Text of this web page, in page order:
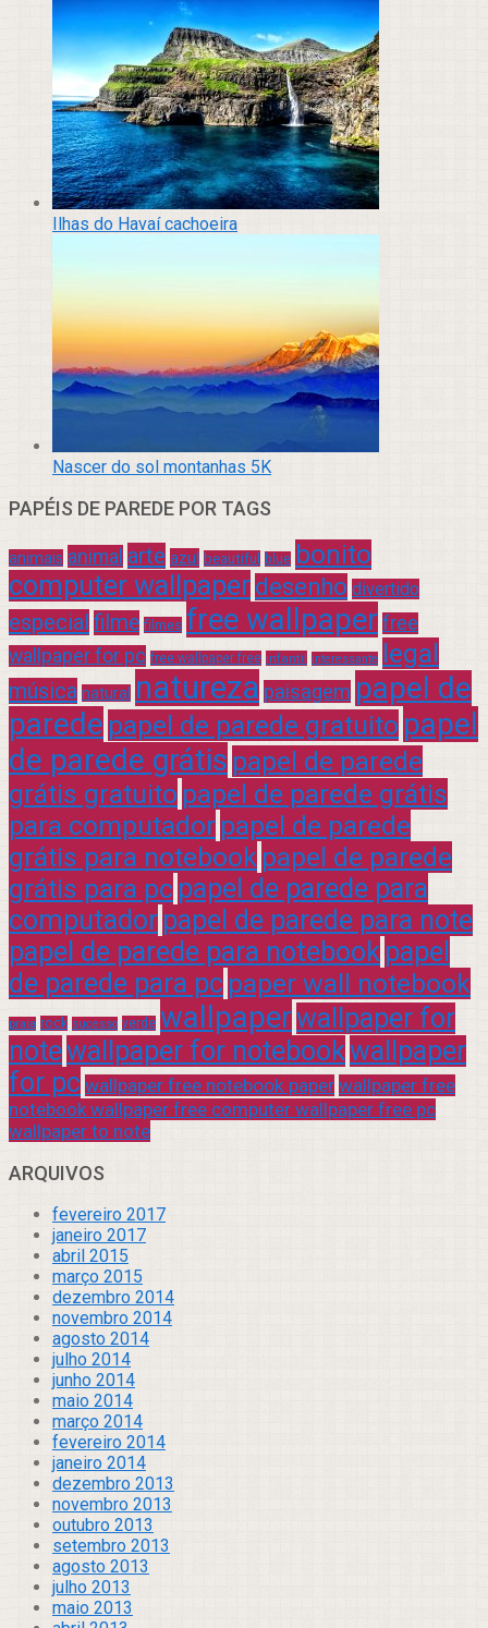
Ilhas do Havaí cachoeira
Nascer do sol montanhas 5K
PAPÉIS DE PAREDE POR TAGS
animais animal arte azul beautiful blue bonito
computer wallpaper desenho divertido
especial filme filmes free wallpaper free
wallpaper for pc free wallpaper free infantil interessante legal
música natural natureza paisagem papel de
parede papel de parede gratuito papel
de parede grátis papel de parede
grátis gratuito papel de parede grátis
para computador papel de parede
grátis para notebook papel de parede
grátis para pc papel de parede para
computador papel de parede para note
papel de parede para notebook papel
de parede para pc paper wall notebook
praia rock sucesso verde wallpaperwallpaper for
notewallpaper for notebookwallpaper
for pc wallpaper free notebook paper wallpaper free
notebook wallpaper free computer wallpaper free pc
wallpaper to note
ARQUIVOS
fevereiro 2017
janeiro 2017
abril 2015
março 2015
dezembro 2014
novembro 2014
agosto 2014
julho 2014
junho 2014
maio 2014
março 2014
fevereiro 2014
janeiro 2014
dezembro 2013
novembro 2013
outubro 2013
setembro 2013
agosto 2013
julho 2013
maio 2013